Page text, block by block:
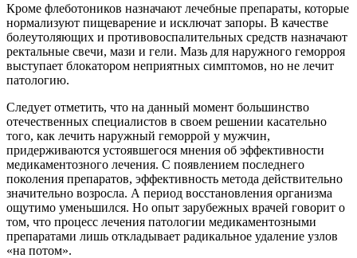
Кроме флеботоников назначают лечебные препараты, которые
нормализуют пищеварение и исключат запоры. В качестве
болеутоляющих и противовоспалительных средств назначают
ректальные свечи, мази и гели. Мазь для наружного геморроя
выступает блокатором неприятных симптомов, но не лечит
патологию.
Следует отметить, что на данный момент большинство
отечественных специалистов в своем решении касательно
того, как лечить наружный геморрой у мужчин,
придерживаются устоявшегося мнения об эффективности
медикаментозного лечения. С появлением последнего
поколения препаратов, эффективность метода действительно
значительно возросла. А период восстановления организма
ощутимо уменьшился. Но опыт зарубежных врачей говорит о
том, что процесс лечения патологии медикаментозными
препаратами лишь откладывает радикальное удаление узлов
«на потом».